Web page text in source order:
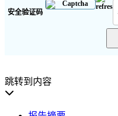
安全验证码
跳转到内容